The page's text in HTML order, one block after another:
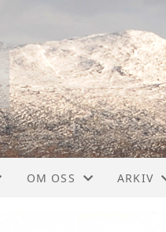
OM OSS ARKIV